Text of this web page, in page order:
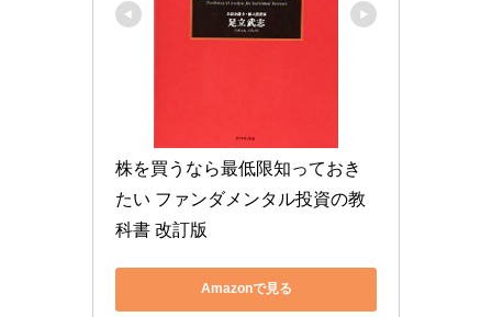
株を買うなら最低限知っておき
たい ファンダメンタル投資の教
科書 改訂版
Amazonで見る